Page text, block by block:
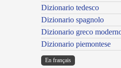
Dizionario tedesco
Dizionario spagnolo
Dizionario greco
Dizionario piemontese
En français